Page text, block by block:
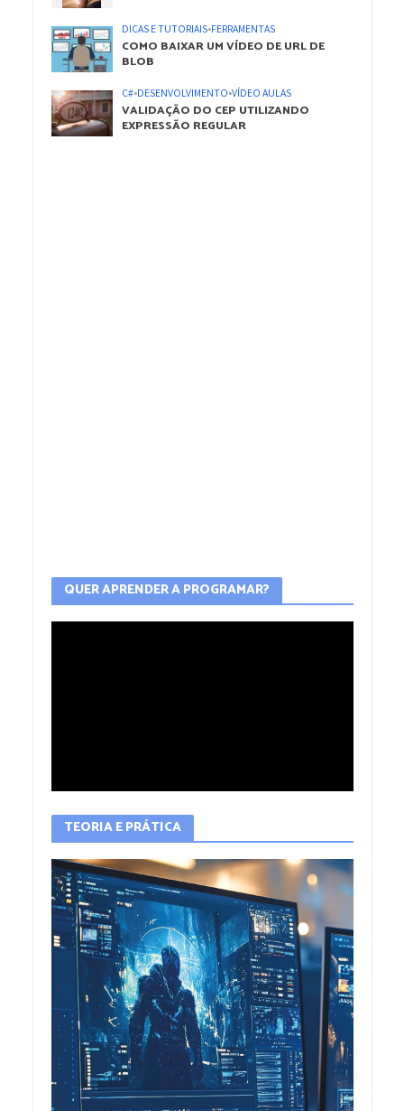
DICAS E TUTORIAIS•FERRAMENTAS
COMO BAIXAR UM VÍDEO DE URL DE
BLOB
C#•DESENVOLVIMENTO•VÍDEO AULAS
VALIDAÇÃO DO CEP UTILIZANDO
EXPRESSÃO REGULAR
QUER APRENDER A PROGRAMAR?
TEORIA E PRÁTICA